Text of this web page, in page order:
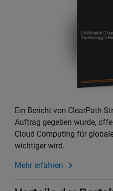
Ein Bericht von ClearPath
Auftrag gegeben wurde,
Cloud Computing für
wichtiger wird.
Mehr erfahren